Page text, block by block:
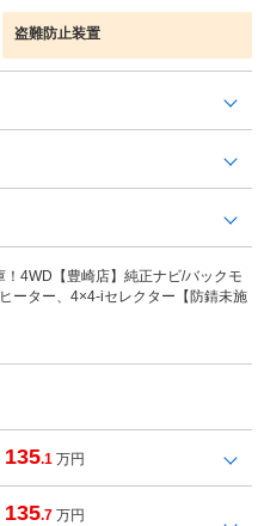
盗難防止装置
4WD【豊崎店】純正ナビ/バックモ
ーター、4×4-iセレクター【防錆未施
135.1 万円
135.7 万円